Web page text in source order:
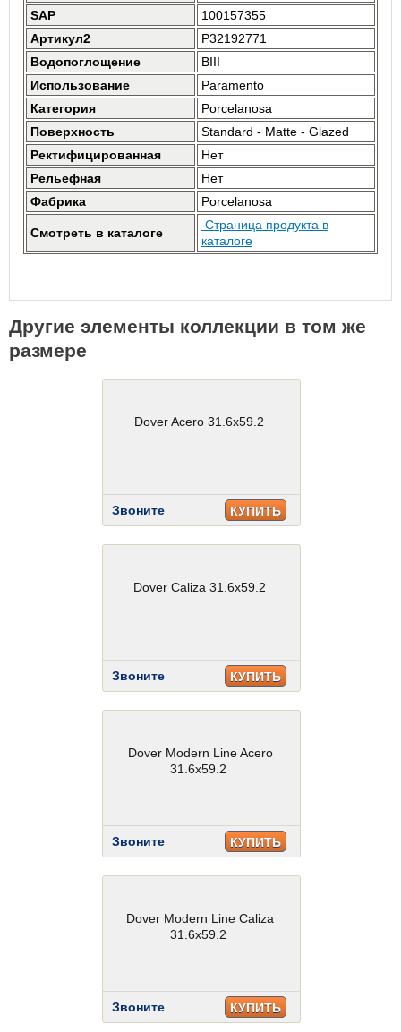
SAP
100157355
Артикул2
P32192771
Водопоглощение
BIII
Использование
Paramento
Категория
Porcelanosa
Поверхность
Standard - Matte - Glazed
Ректифицированная
Нет
Рельефная
Нет
Фабрика
Porcelanosa
Смотреть в каталоге
Страница продукта в
каталоге
Другие элементы коллекции в том же
размере
Dover Acero 31.6x59.2
Звоните КУПИТЬ
Dover Caliza 31.6x59.2
Звоните КУПИТЬ
Dover Modern Line Acero
31.6x59.2
Звоните КУПИТЬ
Dover Modern Line Caliza
31.6x59.2
Звоните КУПИТЬ